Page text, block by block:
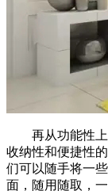
再从功能性上
收纳性和便捷性
们可以随手将一
面，随用随取，